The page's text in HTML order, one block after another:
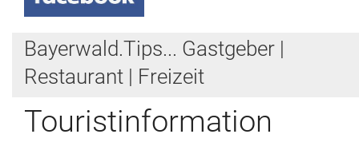
Bayerwald.Tips... Gastgeber |
Restaurant | Freizeit
Touristinformation